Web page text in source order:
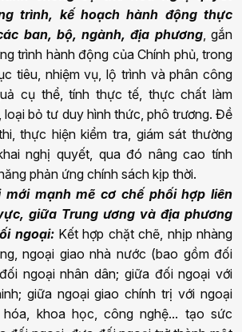
trình, kế hoạch hành động thực
ban, bộ, ngành, địa phương, gắn
trình hành động của Chính phủ, trong
tiêu, nhiệm vụ, lộ trình và phân công
cụ thể, tính thực tế, thực chất làm
loại bỏ tư duy hình thức, phô trương. Đề
thực hiện kiểm tra, giám sát thường
nghị quyết, qua đó nâng cao tính
phản ứng chính sách kịp thời.
mới mạnh mẽ cơ chế phối hợp liên
giữa Trung ương và địa phương
ngoại:Kết hợp chặt chẽ, nhịp nhàng
ngoại giao nhà nước (bao gồm đối
ngoại nhân dân; giữa đối ngoại với
giữa ngoại giao chính trị với ngoại
khoa học, công nghệ... tạo sức